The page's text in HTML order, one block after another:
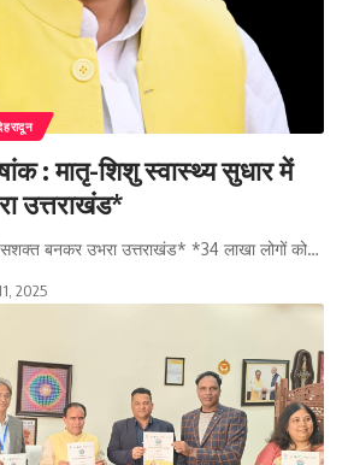
: मातृ-शिशु स्वास्थ्य सुधार में
उत्तराखंड*
बनकर उभरा उत्तराखंड* *34 लाखा लोगों को…
2025